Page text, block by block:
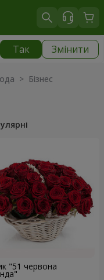
Так Змінити
> Бізнес
"51 червона